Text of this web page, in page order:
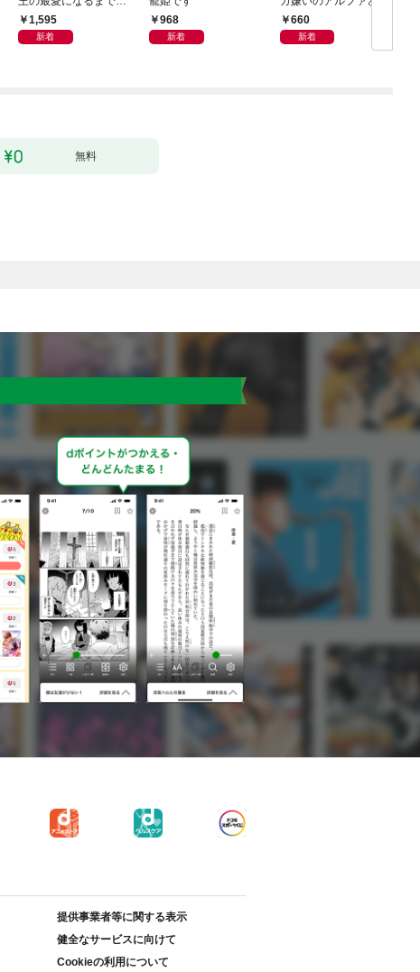
【イラスト付き】【単
行本書き下ろしSS付
1,595
新着
968
新着
を知るまで1
660
新着
無料
提供事業者等に関する表示
健全なサービスに向けて
Cookieの利用について